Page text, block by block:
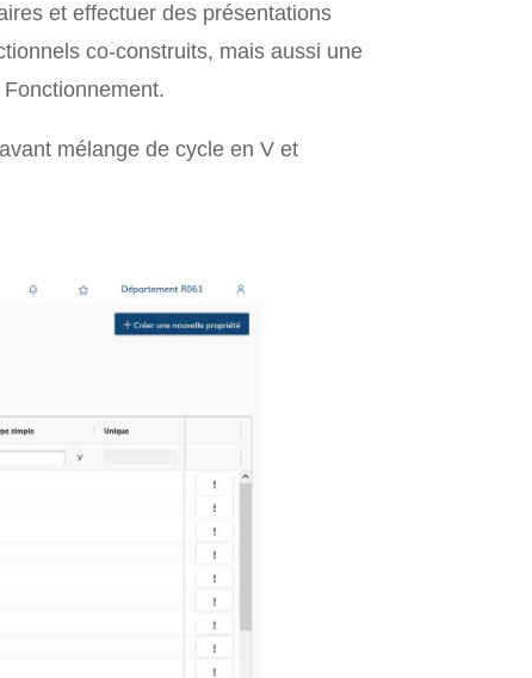
et effectuer des présentations
co-construits, mais aussi une
mélange de cycle en V et